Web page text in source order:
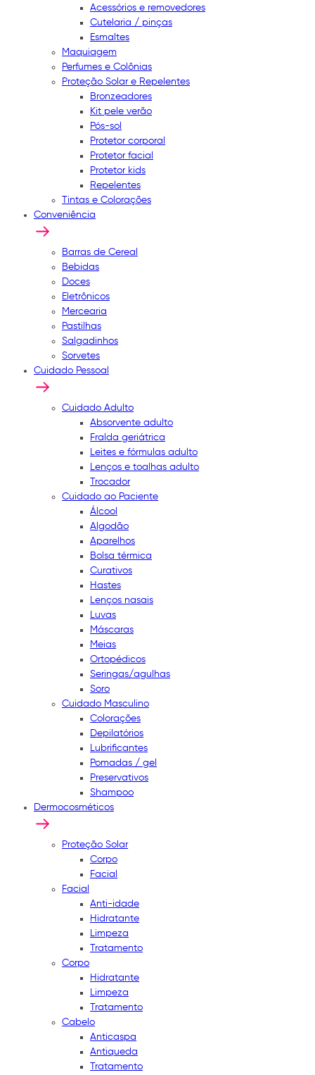
Acessórios e removedores
Cutelaria / pinças
Esmaltes
Maquiagem
Perfumes e Colônias
Proteção Solar e Repelentes
Bronzeadores
Kit pele verão
Pós-sol
Protetor corporal
Protetor facial
Protetor kids
Repelentes
Tintas e Colorações
Conveniência
Barras de Cereal
Bebidas
Doces
Eletrônicos
Mercearia
Pastilhas
Salgadinhos
Sorvetes
Cuidado Pessoal
Cuidado Adulto
Absorvente adulto
Fralda geriátrica
Leites e fórmulas adulto
Lenços e toalhas adulto
Trocador
Cuidado ao Paciente
Álcool
Algodão
Aparelhos
Bolsa térmica
Curativos
Hastes
Lenços nasais
Luvas
Máscaras
Meias
Ortopédicos
Seringas/agulhas
Soro
Cuidado Masculino
Colorações
Depilatórios
Lubrificantes
Pomadas / gel
Preservativos
Shampoo
Dermocosméticos
Proteção Solar
Corpo
Facial
Facial
Anti-idade
Hidratante
Limpeza
Tratamento
Corpo
Hidratante
Limpeza
Tratamento
Cabelo
Anticaspa
Antiqueda
Tratamento